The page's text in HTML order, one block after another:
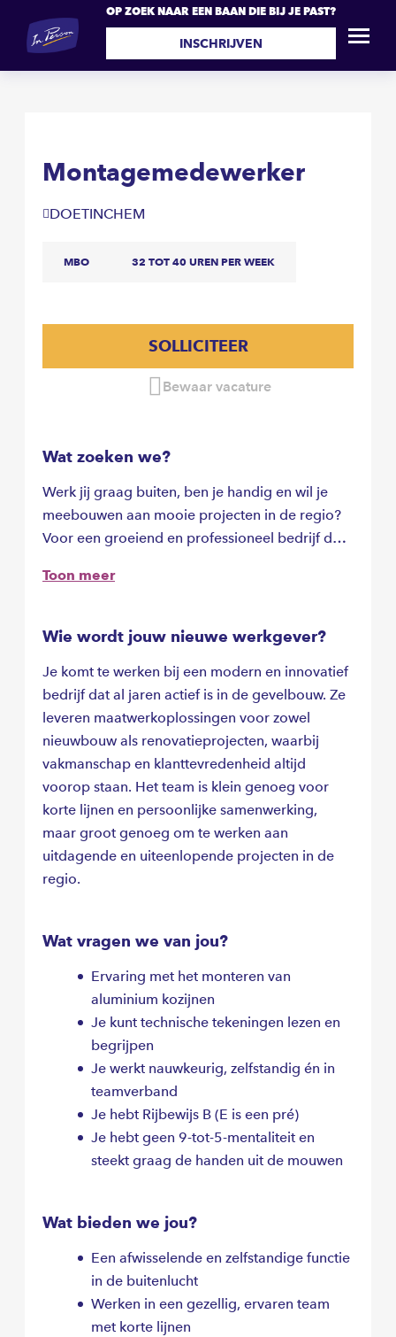
OP ZOEK NAAR EEN BAAN DIE BIJ JE PAST?
INSCHRIJVEN
Montagemedewerker
DOETINCHEM
MBO 32 TOT 40 UREN PER WEEK
SOLLICITEER
Bewaar vacature
Wat zoeken we?
Werk jij graag buiten, ben je handig en wil je
meebouwen aan mooie projecten in de regio?
Voor een groeiend en professioneel bedrijf dat
van aluminium kozijnen, ramen en deuren, zijn
Buitendienst. Je gaat werken in een hecht team
Toon meer
Wie wordt jouw nieuwe werkgever?
Je komt te werken bij een modern en innovatief
bedrijf dat al jaren actief is in de gevelbouw. Ze
leveren maatwerkoplossingen voor zowel
nieuwbouw als renovatieprojecten, waarbij
vakmanschap en klanttevredenheid altijd
voorop staan. Het team is klein genoeg voor
korte lijnen en persoonlijke samenwerking,
maar groot genoeg om te werken aan
uitdagende en uiteenlopende projecten in de
regio.
Wat vragen we van jou?
Ervaring met het monteren van
aluminium kozijnen
Je kunt technische tekeningen lezen en
begrijpen
Je werkt nauwkeurig, zelfstandig én in
teamverband
Je hebt Rijbewijs B (E is een pré)
Je hebt geen 9-tot-5-mentaliteit en
steekt graag de handen uit de mouwen
Wat bieden we jou?
Een afwisselende en zelfstandige functie
in de buitenlucht
Werken in een gezellig, ervaren team
met korte lijnen
Montagemedewerker SOLLICITEER